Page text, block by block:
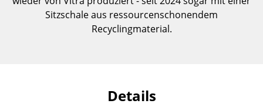
Einzelteile
Hängeleuchten & Deckenleuchten
Sitzschale aus ressourcenschonendem
Recyclingmaterial.
Details